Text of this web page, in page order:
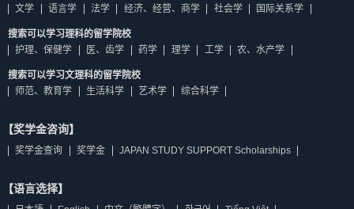
文学
语言学 法学 经济、经营、商学 社会学 国际关系学
搜索可以学习理科的留学院校
护理、保健学
医、齿学 药学 理学 工学 农、水产学
搜索可以学习文理科的留学院校
师范、教育学
生活科学 艺术学 综合科学
【奖学金咨询】
奖学金查询 奖学金 JAPAN STUDY SUPPORT Scholarships
【语言选择】